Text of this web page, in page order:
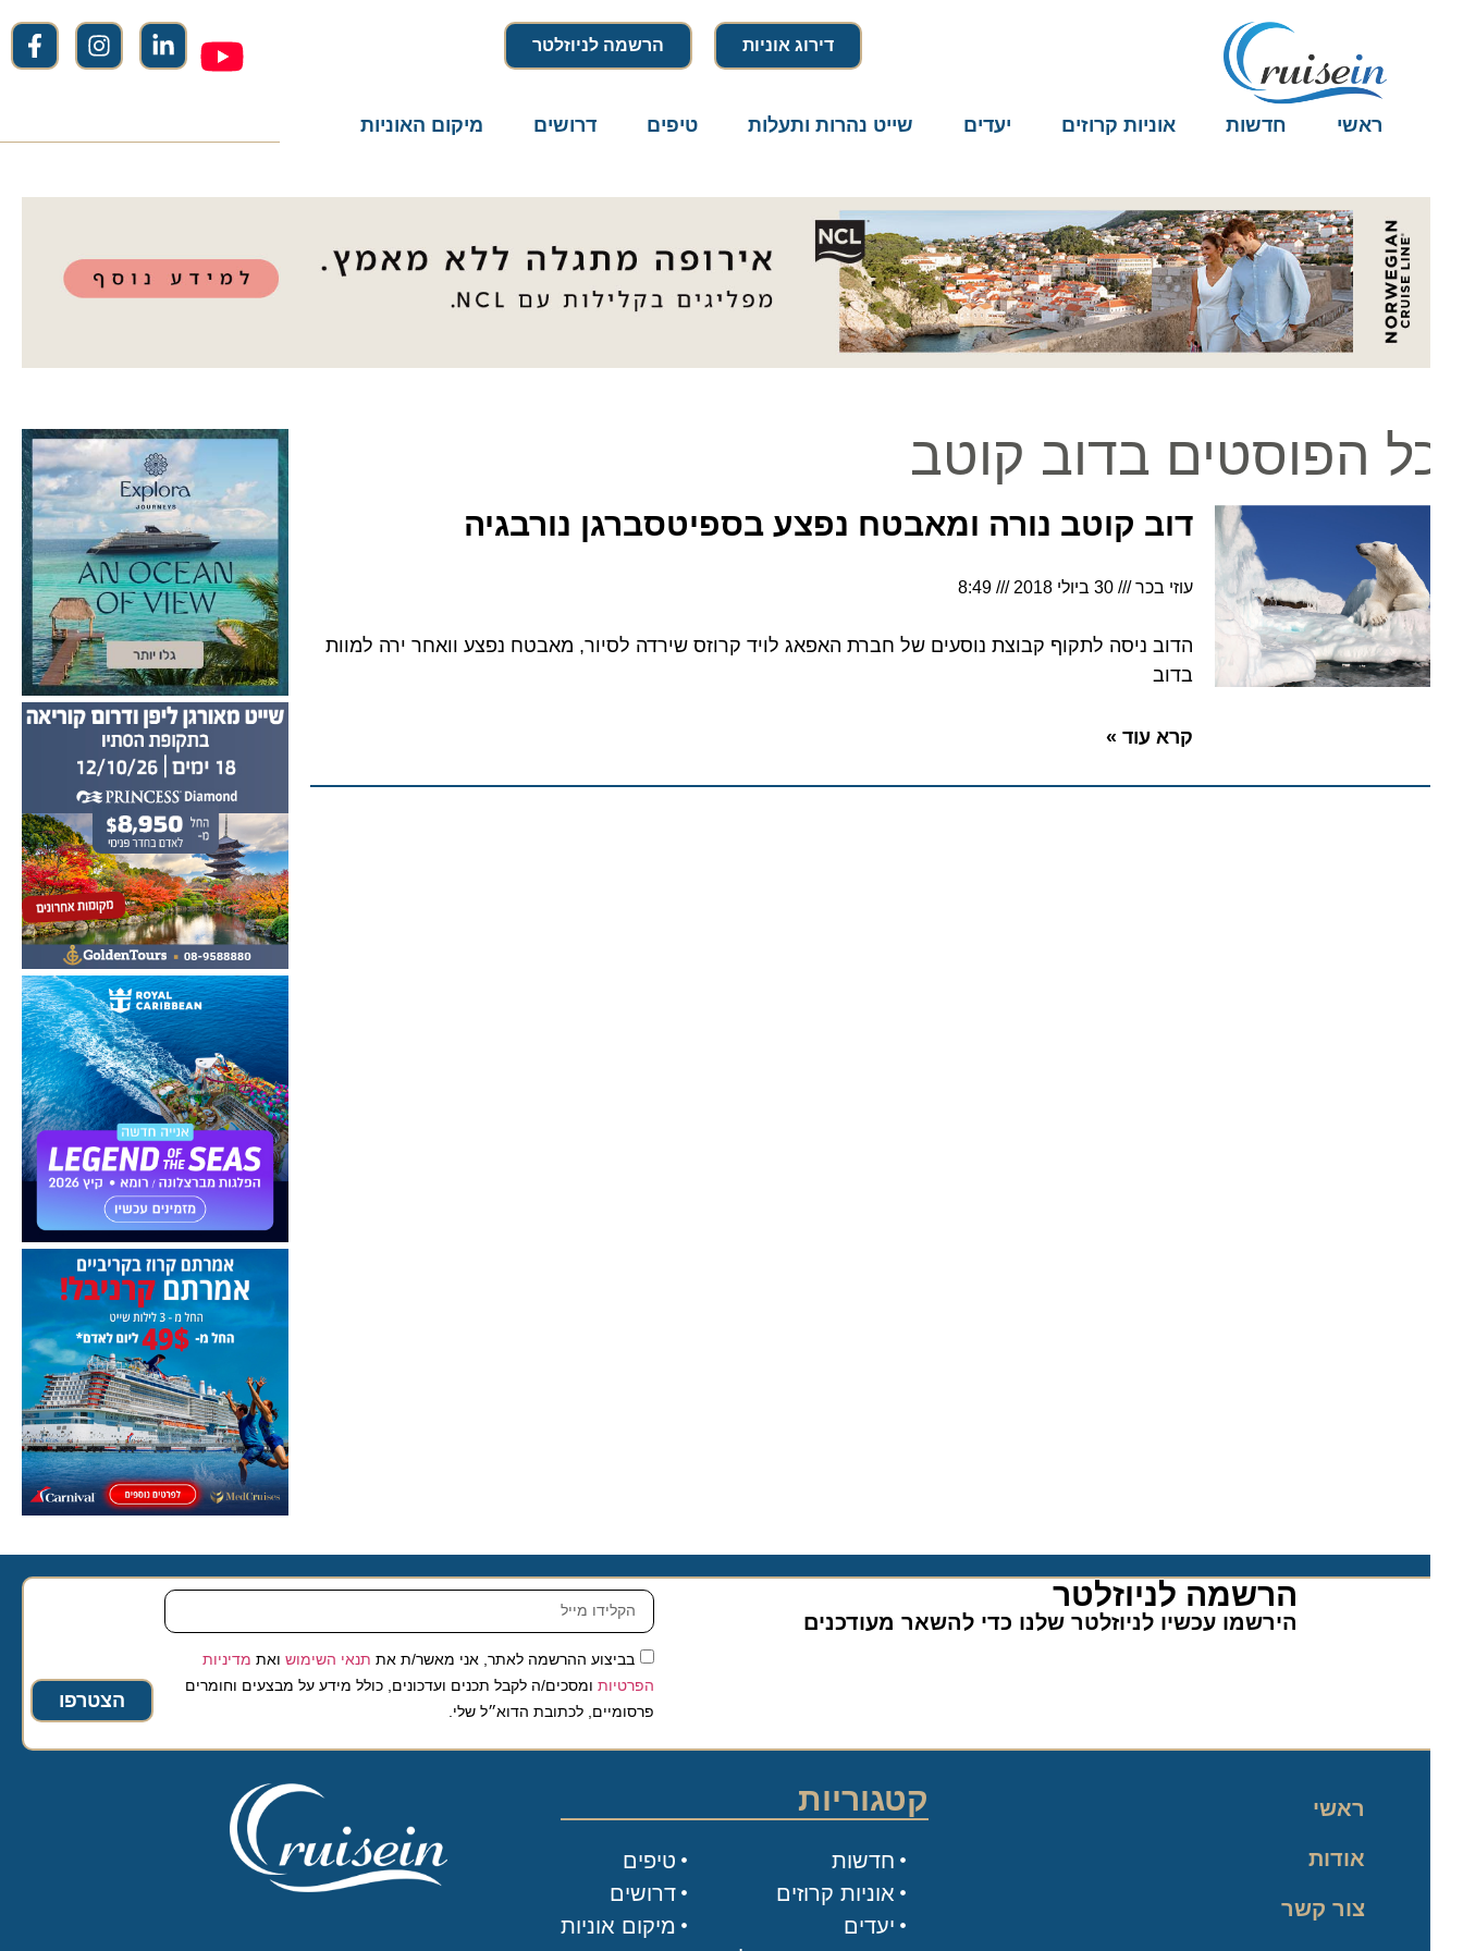
הרשמה לניוזלטר דירוג אוניות
ראשי חדשות אוניות קרוזים יעדים שייט נהרות ותעלות טיפים דרושים מיקום האוניות
הפוסטים בדוב קוטב
דוב קוטב נורה ומאבטח נפצע בספיטסברגן נורבגיה
עוזי בכר 30 ביולי 2018 8:49
הדוב ניסה לתקוף קבוצת נוסעים של חברת האפאג לויד קרוזס שירדה לסיור, מאבטח נפצע וואחר ירה למוות
בדוב
קרא עוד »
הרשמה לניוזלטר​
הירשמו עכשיו לניוזלטר שלנו כדי להשאר מעודכנים
בביצוע ההרשמה לאתר, אני מאשר/ת אתתנאי השימושואת מדיניות
הפרטיותומסכים/ה לקבל תכנים ועדכונים, כולל מידע על מבצעים וחומרים
פרסומיים, לכתובת הדוא״ל שלי.
הצטרפו
קטגוריות
טיפים
דרושים
מיקום אוניות
חדשות
אוניות קרוזים
יעדים
ראשי
אודות
צור קשר